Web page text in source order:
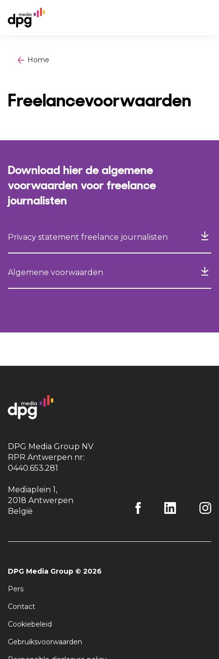
Home
Freelancevoorwaarden
Download hier de algemene
voorwaarden voor freelance
journalisten
Privacy statement freelance journalisten
Algemene voorwaarden
DPG Media Group NV
RPR Antwerpen nr:
0440.653.281
Mediaplein 1,
2018 Antwerpen
België
DPG Media Group © 2026
Pers
Contact
Cookiebeleid
Gebruiksvoorwaarden